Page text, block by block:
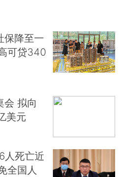
保降至一
可贷340
会 拟向
美元
人死亡近
全国人